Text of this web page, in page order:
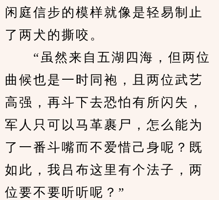
闲庭信步的模样就像是轻易制止
了两犬的撕咬。
“虽然来自五湖四海，但两位
曲候也是一时同袍，且两位武艺
高强，再斗下去恐怕有所闪失，
军人只可以马革裹尸，怎么能为
了一番斗嘴而不爱惜己身呢？既
如此，我吕布这里有个法子，两
位要不要听听呢？”